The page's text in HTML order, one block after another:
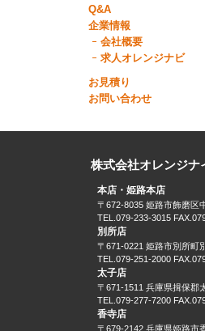
Q&A
企業情報
会社概要
求人オレンジナビ
お見積り
お問い合わせ
株式会社オレンジナ
本店・姫路本店
〒672-8035 姫路市飾磨区
TEL.079-233-3015
別所店
〒671-0221 姫路市別所町
TEL.079-251-2000
太子店
〒671-1511 兵庫県揖保郡
TEL.079-277-7200
香寺店
〒679-2142 兵庫県姫路市